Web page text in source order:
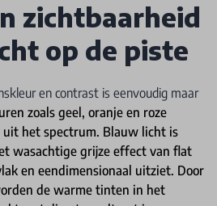
zichtbaarheid
op de piste
en contrast is eenvoudig maar
zoals geel, oranje en roze
het spectrum. Blauw licht is
wasachtige grijze effect van flat
en eendimensionaal uitziet. Door
de warme tinten in het